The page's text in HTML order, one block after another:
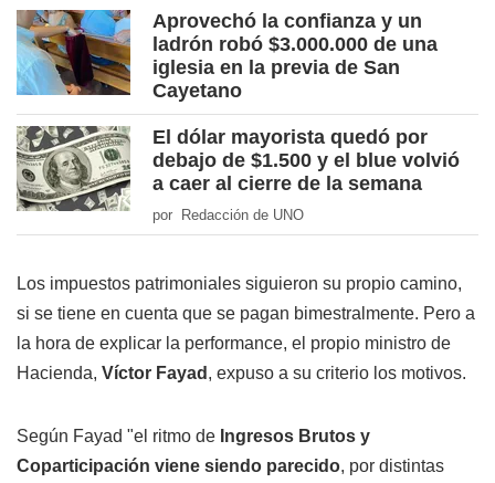
Aprovechó la confianza y un
ladrón robó $3.000.000 de una
iglesia en la previa de San
Cayetano
El dólar mayorista quedó por
debajo de $1.500 y el blue volvió
a caer al cierre de la semana
por Redacción de UNO
Los impuestos patrimoniales siguieron su propio camino,
si se tiene en cuenta que se pagan bimestralmente. Pero a
la hora de explicar la performance, el propio ministro de
Hacienda, Víctor Fayad , expuso a su criterio los motivos.
Según Fayad "el ritmo de Ingresos Brutos y
Coparticipación viene siendo parecido, por distintas